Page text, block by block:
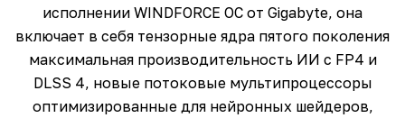
исполнении WINDFORCE OC от Gigabyte, она
включает в себя тензорные ядра пятого поколения
максимальная производительность ИИ с FP4 и
DLSS 4, новые потоковые мультипроцессоры
оптимизированные для нейронных шейдеров,